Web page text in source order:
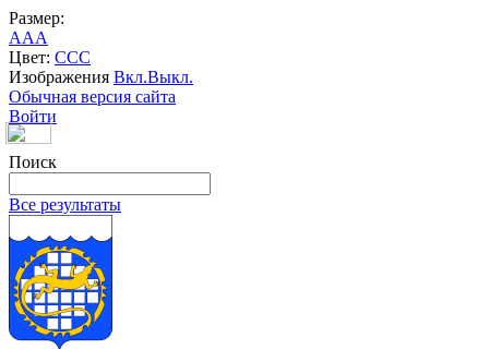
Размер:
AAA
Цвет: CCC
Изображения Вкл.Выкл.
Обычная версия сайта
Войти
Поиск
Все результаты